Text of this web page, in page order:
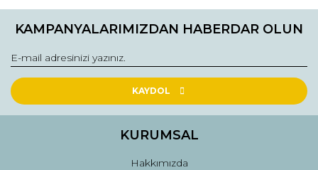
konularda yetersiz gördüğünüz noktaları öneri formunu
Görüş ve önerileriniz için teşekkür ederiz.
Ürün resmi kalitesiz, bozuk veya görüntülenemiyor.
Ürün açıklamasında eksik bilgiler bulunuyor.
Ürün fiyatı diğer sitelerden daha pahalı.
KAMPANYALARIMIZDAN HABERDAR OLUN
KAYDOL
KURUMSAL
Hakkımızda